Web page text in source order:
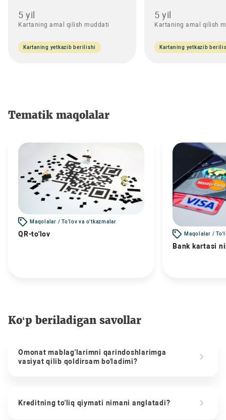
5 yil
Kartaning amal qilish muddati
Kartaning yetkazib berilishi
5 yil
Kartaning amal qilish
Kartaning yetkazib
Tematik maqolalar
Maqolalar / To'lov va o'tkazmalar
QR-to'lov Maqolalar /
Bank kartasi
Ko‘p beriladigan savollar
Omonat mablag'larimni qarindoshlarimga
vasiyat qilib qoldirsam bo'ladimi?
Kreditning to'liq qiymati nimani anglatadi?